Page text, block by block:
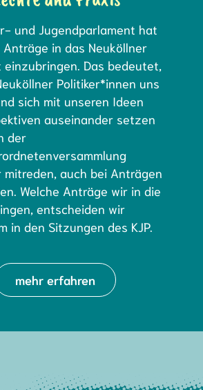
und Jugendparlament hat
Anträge in das Neuköllner
einzubringen. Das bedeutet,
Politiker*innen uns
sich mit unseren Ideen
auseinander setzen
der
auch bei Anträgen
Welche Anträge wir in die
entscheiden wir
in den Sitzungen des KJP.
mehr erfahren